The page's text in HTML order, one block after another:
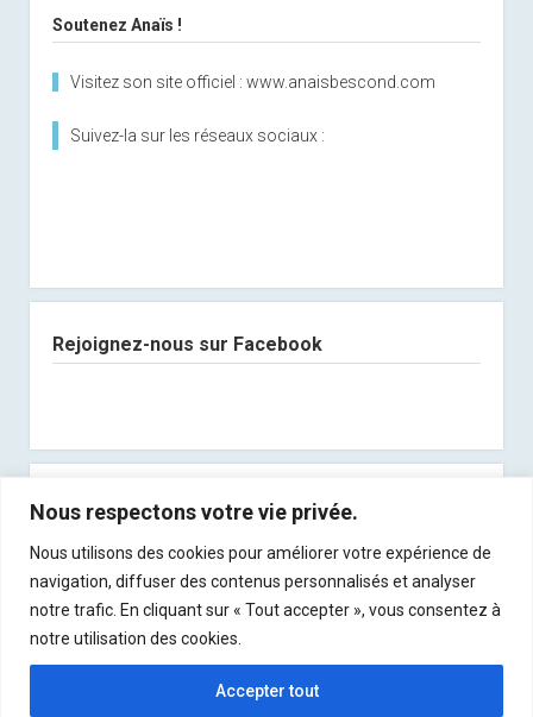
Nous respectons votre vie privée.
Nous utilisons des cookies pour améliorer votre expérience de
navigation, diffuser des contenus personnalisés et analyser
notre trafic. En cliquant sur « Tout accepter », vous consentez à
notre utilisation des cookies.
Accepter tout
Soutenez Anaïs !
Visitez son site officiel : www.anaisbescond.com
Suivez-la sur les réseaux sociaux :
Rejoignez-nous sur Facebook
Abonnez-vous à notre newsletter
Recevez les derniers articles directement dans
votre boite mail !